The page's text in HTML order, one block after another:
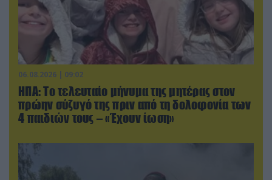
06.08.2026 | 09:02
ΗΠΑ: Το τελευταίο μήνυμα της μητέρας στον
πρώην σύζυγό της πριν από τη δολοφονία των
4 παιδιών τους – «Έχουν ίωση»